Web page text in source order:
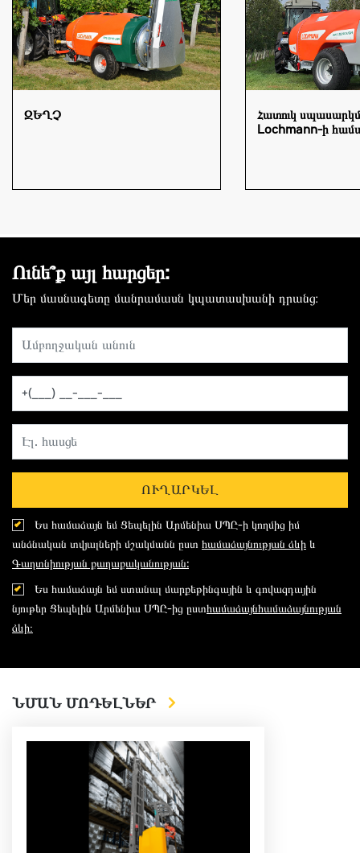
ԶԵՂՉ
Հատուկ
Lochmann-ի
Ունե՞ք այլ հարցեր:
Մեր մասնագետը մանրամասն կպատասխանի դրանց։
ՈՒՂԱՐԿԵԼ
Ես համաձայն եմ Ցեպելին Արմենիա ՍՊԸ-ի կողմից իմ
անձնական տվյալների մշակմանն ըստ համաձայնության ձևի և
Գաղտնիության քաղաքականության:
Ես համաձայն եմ ստանալ մարքեթինգային և գովազդային
նյութեր Ցեպելին Արմենիա ՍՊԸ-ից ըստհամաձայնհամաձայնության
ձևի։
ՆՄԱՆ ՄՈԴԵԼՆԵՐ